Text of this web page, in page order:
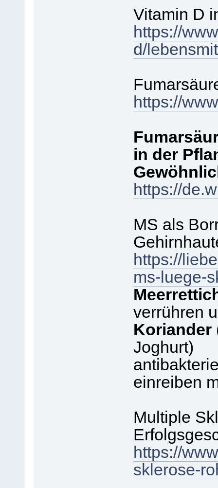
Vitamin D
https://
d/
https://
in der
https://
MS als
https://
ms-luege-
verrühren
Koriander
Joghurt)
einreiben
Multiple
https://
sklerose-